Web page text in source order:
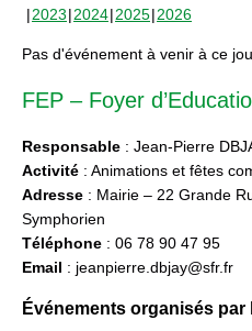
2023 2024 2025 2026
Pas d'événement à venir à ce
FEP – Foyer
Responsable : Jean-Pierre
Activité : Animations et fêtes
Adresse : Mairie – 22 Grande
Symphorien
Téléphone : 06 78 90 47 95
Email : jeanpierre.dbjay@sfr.fr
Événements organisés par